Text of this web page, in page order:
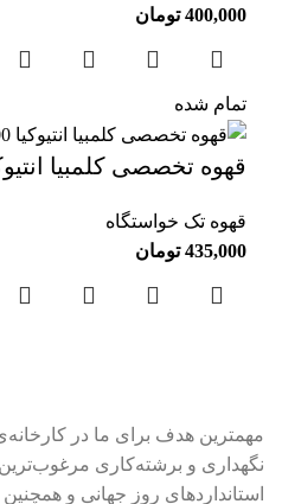
400,000 تومان
تمام شده
قهوه تخصصی کلمبیا انتیوکیا 200
قهوه تک خواستگاه
435,000 تومان
مهمترین هدف برای ما در
نگهداری و برشته‌کاری
استانداردهای روز جهانی و